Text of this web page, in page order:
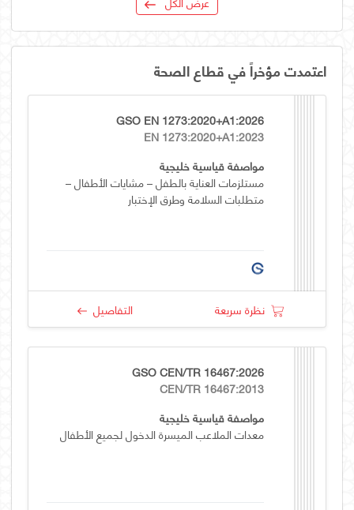
اعتمدت مؤخراً في قطاع الصحة
GSO EN 1273:2020+A1:2026
EN 1273:2020+A1:2023
مواصفة قياسية خليجية
مستلزمات العناية بالطفل – مشايات الأطفال –
متطلبات السلامة وطرق الإختبار
نظرة سريعة التفاصيل
GSO CEN/TR 16467:2026
CEN/TR 16467:2013
مواصفة قياسية خليجية
معدات الملاعب الميسرة الدخول لجميع الأطفال